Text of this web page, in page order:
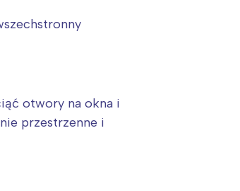
otwory na okna i
przestrzenne i